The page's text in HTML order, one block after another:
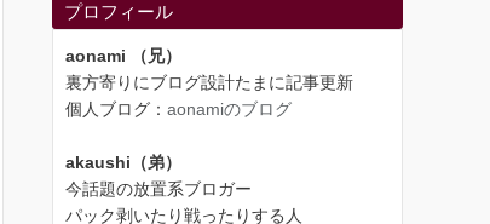
プロフィール
aonami （兄）
裏方寄りにブログ設計たまに記事更新
個人ブログ： aonamiのブログ
akaushi（弟）
今話題の放置系ブロガー
パック剥いたり戦ったりする人